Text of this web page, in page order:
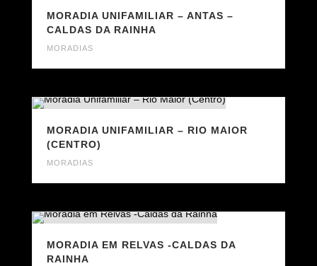
MORADIA UNIFAMILIAR – ANTAS –
CALDAS DA RAINHA
MORADIAS
MORADIA UNIFAMILIAR – RIO MAIOR
(CENTRO)
MORADIAS
MORADIA EM RELVAS -CALDAS DA
RAINHA